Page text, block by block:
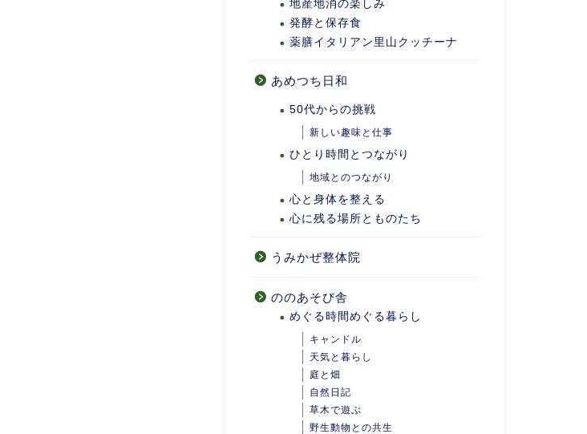
地産地消の楽しみ
発酵と保存食
薬膳イタリアン里山クッチーナ
あめつち日和
50代からの挑戦
新しい趣味と仕事
ひとり時間とつながり
地域とのつながり
心と身体を整える
心に残る場所とものたち
うみかぜ整体院
ののあそび舎
めぐる時間めぐる暮らし
キャンドル
天気と暮らし
庭と畑
自然日記
草木で遊ぶ
野生動物との共生